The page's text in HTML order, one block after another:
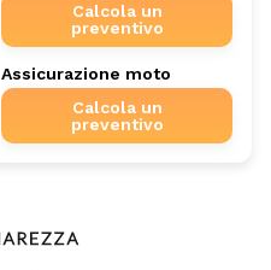
Calcola un
preventivo
Assicurazione moto
Calcola un
preventivo